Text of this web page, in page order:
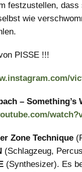
festzustellen, dass
wie
PISSE !!!
– Something’s
Zone Technique
(Schlagzeug,
(Synthesizer). Es